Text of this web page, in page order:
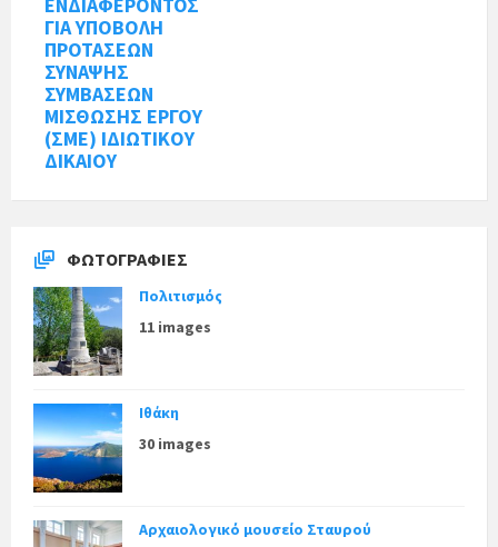
ΕΝΔΙΑΦΕΡΟΝΤΟΣ
ΓΙΑ ΥΠΟΒΟΛΗ
ΠΡΟΤΑΣΕΩΝ
ΣΥΝΑΨΗΣ
ΣΥΜΒΑΣΕΩΝ
ΜΙΣΘΩΣΗΣ ΕΡΓΟΥ
(ΣΜΕ) ΙΔΙΩΤΙΚΟΥ
ΔΙΚΑΙΟΥ
ΦΩΤΟΓΡΑΦΊΕΣ
Πολιτισμός
11 images
Ιθάκη
30 images
Αρχαιολογικό μουσείο Σταυρού